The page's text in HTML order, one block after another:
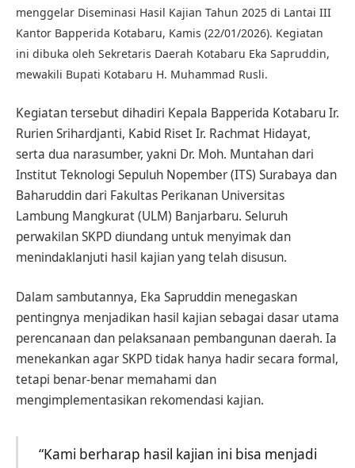
menggelar Diseminasi Hasil Kajian Tahun 2025 di Lantai III
Kantor Bapperida Kotabaru, Kamis (22/01/2026). Kegiatan
ini dibuka oleh Sekretaris Daerah Kotabaru Eka Sapruddin,
mewakili Bupati Kotabaru H. Muhammad Rusli.
Kegiatan tersebut dihadiri Kepala Bapperida Kotabaru Ir.
Rurien Srihardjanti, Kabid Riset Ir. Rachmat Hidayat,
serta dua narasumber, yakni Dr. Moh. Muntahan dari
Institut Teknologi Sepuluh Nopember (ITS) Surabaya dan
Baharuddin dari Fakultas Perikanan Universitas
Lambung Mangkurat (ULM) Banjarbaru. Seluruh
perwakilan SKPD diundang untuk menyimak dan
menindaklanjuti hasil kajian yang telah disusun.
Dalam sambutannya, Eka Sapruddin menegaskan
pentingnya menjadikan hasil kajian sebagai dasar utama
perencanaan dan pelaksanaan pembangunan daerah. Ia
menekankan agar SKPD tidak hanya hadir secara formal,
tetapi benar-benar memahami dan
mengimplementasikan rekomendasi kajian.
“Kami berharap hasil kajian ini bisa menjadi